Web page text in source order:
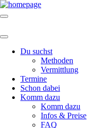
Du suchst
Methoden
Vermittlung
Termine
Schon dabei
Komm dazu
Komm dazu
Infos & Preise
FAQ